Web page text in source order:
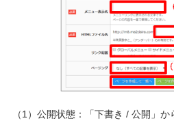
（1）公開状態：「下書き / 公開」か